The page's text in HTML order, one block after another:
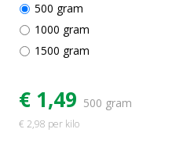
500 gram
1000 gram
1500 gram
€ 1,49 500 gram
€ 2,98 per kilo